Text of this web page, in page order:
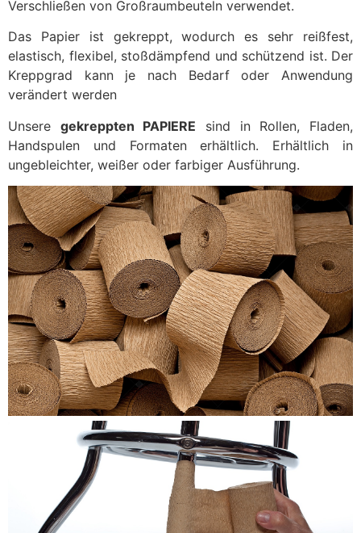
Verschließen von Großraumbeuteln verwendet.
Das Papier ist gekreppt, wodurch es sehr reißfest,
elastisch, flexibel, stoßdämpfend und schützend ist. Der
Kreppgrad kann je nach Bedarf oder Anwendung
verändert werden
Unsere gekreppten PAPIERE sind in Rollen, Fladen,
Handspulen und Formaten erhältlich. Erhältlich in
ungebleichter, weißer oder farbiger Ausführung.